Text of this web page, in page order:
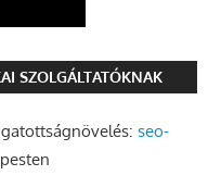
SZOLGÁLTATÓKNAK
seo-